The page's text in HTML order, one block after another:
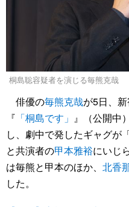
桐島聡容疑者を演じる毎熊克哉
俳優の毎熊克哉が5日、
『 「桐島です」 』（公開中
し、劇中で発したギャグが
と共演者の甲本雅裕にいじ
は毎熊と甲本のほか、 北香
した。